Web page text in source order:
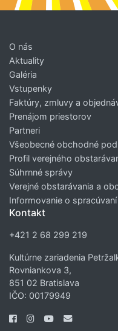
O nás
Aktuality
Galéria
Vstupenky
Faktúry, zmluvy a
Prenájom priestorov
Partneri
Všeobecné obchodné
Profil verejného
Súhrnné správy
Verejné obstarávania a
Informovanie o
Kontakt
+421 2 68 299 219
Kultúrne zariadenia
Rovniankova 3,
851 02 Bratislava
IČO: 00179949